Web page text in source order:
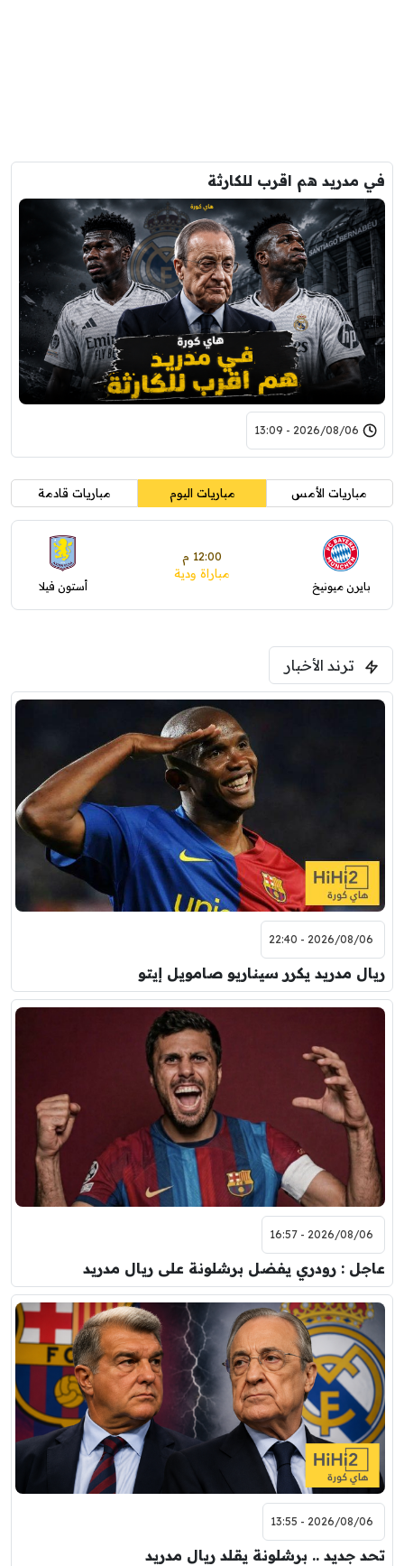
في مدريد هم اقرب للكارثة
2026/08/06 - 13:09
مباريات الأمس مباريات اليوم مباريات قادمة
بايرن ميونيخ
12:00 م
مباراة ودية
أستون فيلا
ترند الأخبار
2026/08/06 - 22:40
ريال مدريد يكرر سيناريو صامويل إيتو
2026/08/06 - 16:57
عاجل : رودري يفضل برشلونة على ريال مدريد
2026/08/06 - 13:55
تحد جديد .. برشلونة يقلد ريال مدريد